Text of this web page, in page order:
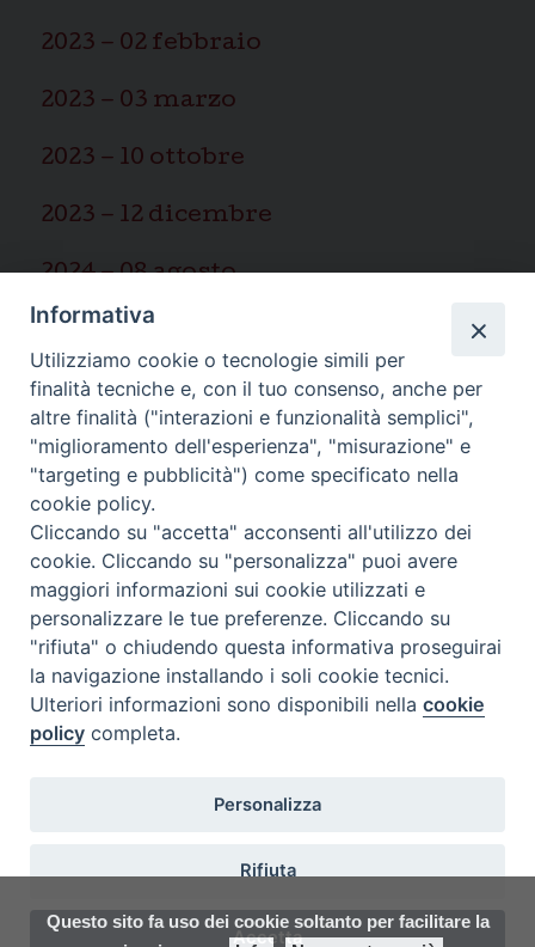
Questo sito fa uso dei cookie soltanto per facilitare la
2023 – 02 febbraio
2023 – 03 marzo
2023 – 10 ottobre
2023 – 12 dicembre
2024 – 08 agosto
2025 – 03 marzo
Paolo”
Via Cifali 5-7
95123 Catania - Italia
E-mail:redazione@sdbsicilia.org
E-mail:
Informativa
Utilizziamo cookie o tecnologie simili per
finalità tecniche e, con il tuo consenso, anche per
altre finalità ("interazioni e funzionalità semplici",
"miglioramento dell'esperienza", "misurazione" e
"targeting e pubblicità") come specificato nella
cookie policy.
Cliccando su "accetta" acconsenti all'utilizzo dei
cookie. Cliccando su "personalizza" puoi avere
maggiori informazioni sui cookie utilizzati e
personalizzare le tue preferenze. Cliccando su
"rifiuta" o chiudendo questa informativa proseguirai
la navigazione installando i soli cookie tecnici.
Ulteriori informazioni sono disponibili nellacookie
policy completa.
Personalizza
Rifiuta
Accetta